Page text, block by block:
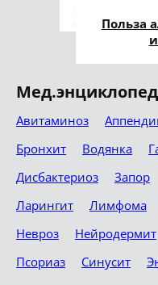
Польза
Авитаминоз
Бронхит
Водянка
Дисбактериоз
Запор
Ларингит
Лимфома
Невроз
Нейродермит
Псориаз
Синусит